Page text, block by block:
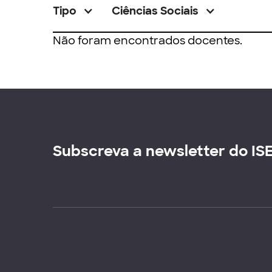
Tipo Ciências Sociais
Não foram encontrados docentes.
Subscreva a newsletter do